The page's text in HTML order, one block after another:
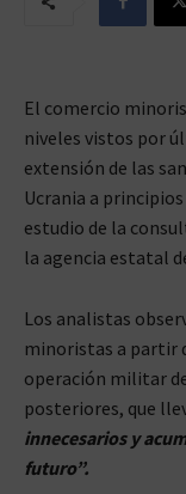
El comercio
niveles vistos por
extensión de las
Ucrania a
estudio de la
la agencia estatal
Los analistas
minoristas a partir
operación militar
posteriores, que
innecesarios y
futuro”.